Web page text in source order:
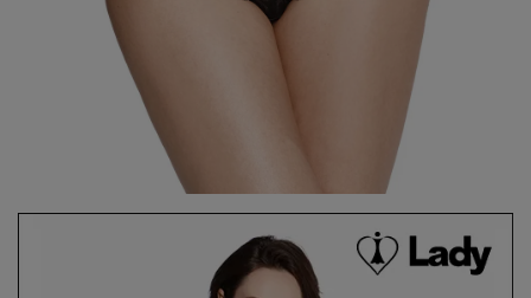
浪漫疊加｜全館滿4000贈貓耳眼罩組